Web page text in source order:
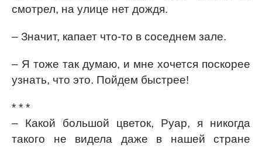
смотрел, на улице нет дождя.
– Значит, капает что-то в соседнем зале.
– Я тоже так думаю, и мне хочется поскорее
узнать, что это. Пойдем быстрее!
* * *
– Какой большой цветок, Руар, я никогда
такого не видела даже в нашей стране